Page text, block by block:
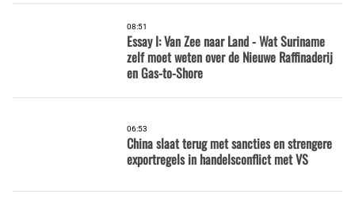
08:51
Essay I: Van Zee naar Land - Wat Suriname
zelf moet weten over de Nieuwe Raffinaderij
en Gas-to-Shore
06:53
China slaat terug met sancties en strengere
exportregels in handelsconflict met VS